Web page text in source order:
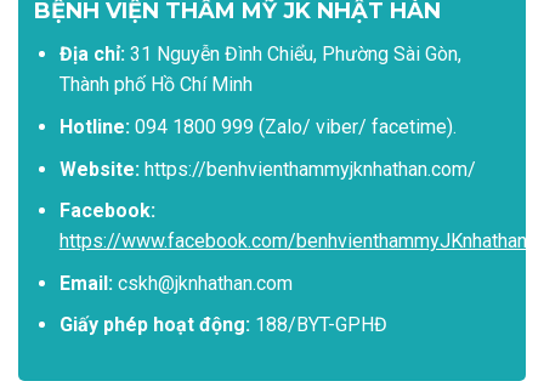
BỆNH VIỆN THẨM MỸ JK NHẬT HÀN
Địa chỉ:31 Nguyễn Đình Chiểu, Phường Sài Gòn,
Thành phố Hồ Chí Minh
Hotline:094 1800 999 (Zalo/ viber/ facetime).
Website:https://benhvienthammyjknhathan.com/
Facebook:
https://www.facebook.com/benhvienthammyJKnhathan
Email:cskh@jknhathan.com
Giấy phép hoạt động:188/BYT-GPHĐ